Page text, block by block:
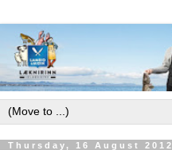
Thursday, 16 August 2012